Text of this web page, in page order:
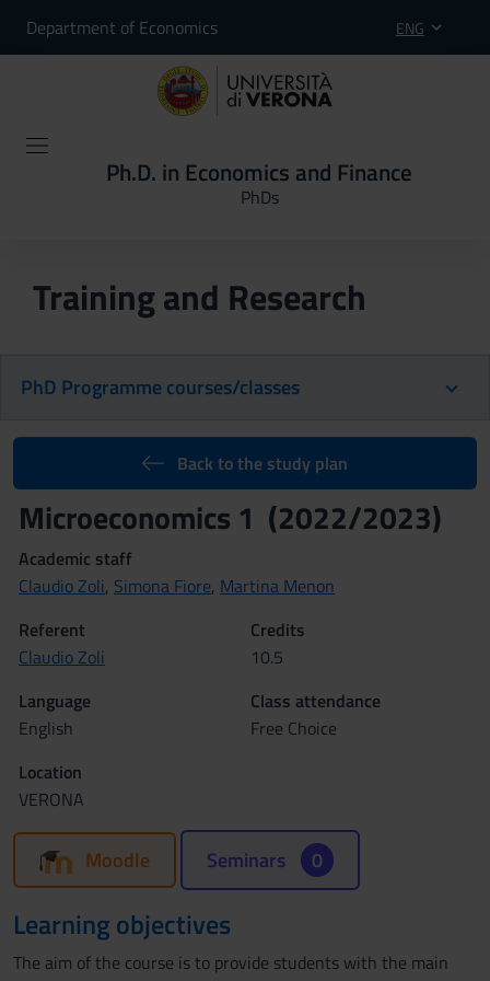
Department of Economics ENG
Ph.D. in Economics and Finance
PhDs
Training and Research
PhD Programme courses/classes
Back to the study plan
Microeconomics 1 (2022/2023)
Academic staff
Claudio Zoli, Simona Fiore, Martina Menon
Referent
Claudio Zoli
Credits
10.5
Language
English
Class attendance
Free Choice
Location
VERONA
Moodle Seminars 0
Learning objectives
The aim of the course is to provide students with the main